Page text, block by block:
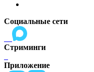
Социальные сети
Стриминги
Приложение